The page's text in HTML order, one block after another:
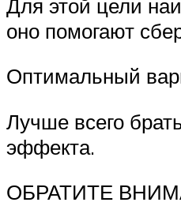
Для этой цели
оно помогают
Оптимальный
Лучше всего
эффекта.
ОБРАТИТЕ